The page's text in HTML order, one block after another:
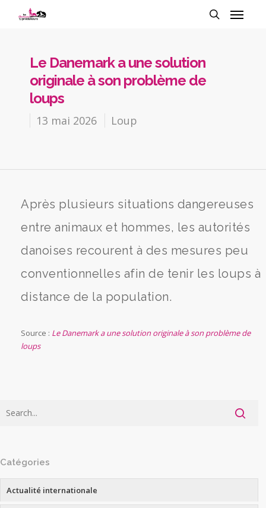
Le Danemark a une solution
originale à son problème de
loups
13 mai 2026 Loup
Après plusieurs situations dangereuses
entre animaux et hommes, les autorités
danoises recourent à des mesures peu
conventionnelles afin de tenir les loups à
distance de la population.
Source : Le Danemark a une solution originale à son problème de
loups
Catégories
Actualité internationale